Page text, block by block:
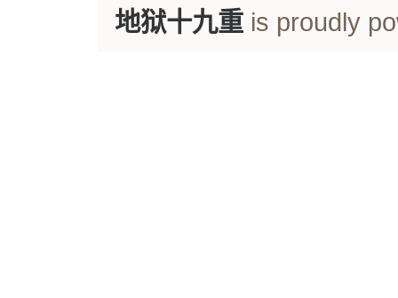
地狱十九重is proudly